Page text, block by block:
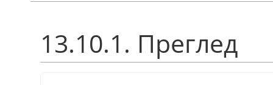
13.10.1. Преглед